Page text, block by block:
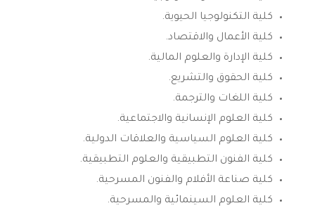
كلية التكنولوجيا الحيوية.
كلية الأعمال والاقتصاد.
كلية الإدارة والعلوم المالية.
كلية الحقوق والتشريع.
كلية اللغات والترجمة.
كلية العلوم الإنسانية والاجتماعية.
كلية العلوم السياسية والعلاقات الدولية.
كلية الفنون التطبيقية والعلوم التطبيقية.
كلية صناعة الأفلام والفنون المسرحية.
كلية العلوم السينمائية والمسرحية.